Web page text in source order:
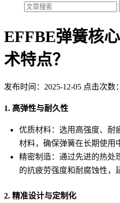
EFFBE弹簧核
术特点？
发布时间：2025-12-05 点击次数
1. 高弹性与耐久性
优质材料：选用高强度、耐
材料，确保弹簧在长期使用
精密制造：通过先进的热处
的抗疲劳强度和耐腐蚀性，
2. 精准设计与定制化